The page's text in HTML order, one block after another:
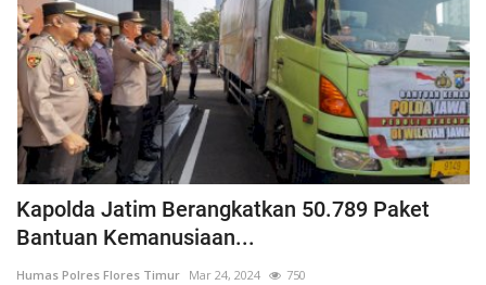
Kapolda Jatim Berangkatkan 50.789 Paket
Bantuan Kemanusiaan...
Humas Polres Flores Timur Mar 24, 2024 750